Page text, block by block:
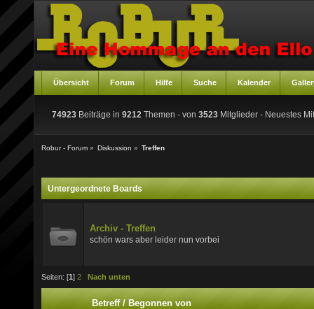
Übersicht Forum Hilfe Suche Kalender
74923 Beiträge in 9212 Themen - von 3523 Mitglieder - Neuestes
Robur - Forum » Diskussion » Treffen
Untergeordnete Boards
Archiv - Treffen
schön wars aber leider nun vorbei
Seiten: [1 ] 2 Nach unten
Betreff/Begonnen von